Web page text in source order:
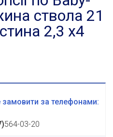
ствола 21
2,3 х4
за телефонами:
564-03-20